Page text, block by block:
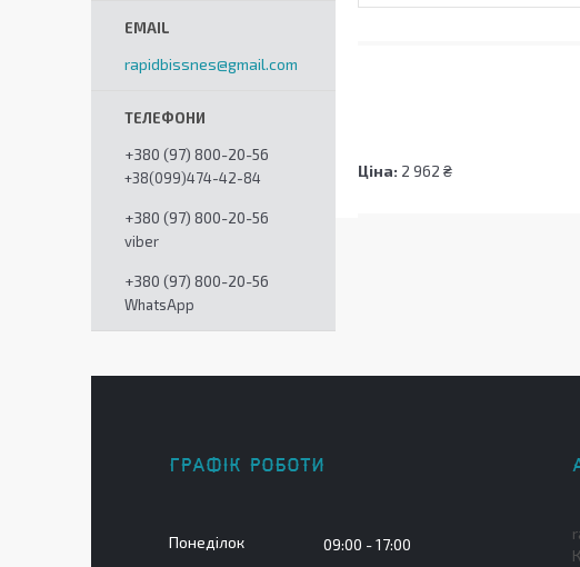
Ціна: 2 962 ₴
rapidbissnes@gmail.com
+380 (97) 800-20-56
+38(099)474-42-84
+380 (97) 800-20-56
viber
+380 (97) 800-20-56
WhatsApp
ГРАФІК РОБОТИ
Понеділок 09:00 17:00